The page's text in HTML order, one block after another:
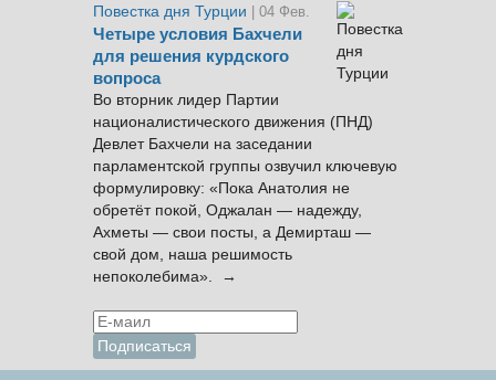
Повестка дня Турции
| 04 Фев.
Четыре условия Бахчели
для решения курдского
вопроса
Во вторник лидер Партии
националистического движения (ПНД)
Девлет Бахчели на заседании
парламентской группы озвучил ключевую
формулировку: «Пока Анатолия не
обретёт покой, Оджалан — надежду,
Ахметы — свои посты, а Демирташ —
свой дом, наша решимость
непоколебима». →